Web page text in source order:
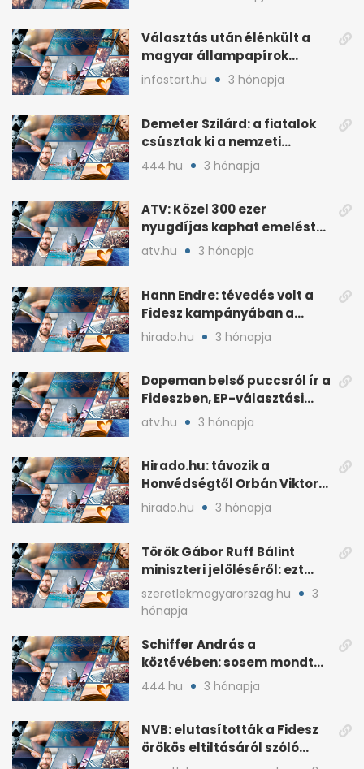
Választás után élénkült a
magyar állampapírok
lakossági értékesítése
infostart.hu 3 hónapja
Demeter Szilárd: a fiatalok
csúsztak ki a nemzeti
kultúrából
444.hu 3 hónapja
ATV: Közel 300 ezer
nyugdíjas kaphat emelést
idén a Tisza terve szerint
atv.hu 3 hónapja
Hann Endre: tévedés volt a
Fidesz kampányában a
háborús veszély
hirado.hu 3 hónapja
Dopeman belső puccsról ír a
Fideszben, EP-választási
árral
atv.hu 3 hónapja
Hirado.hu: távozik a
Honvédségtől Orbán Viktor
fia, Orbán Gáspár
hirado.hu 3 hónapja
Török Gábor Ruff Bálint
miniszteri jelöléséről: ezt
írta a posztjában
szeretlekmagyarorszag.hu
3
hónapja
Schiffer András a
köztévében: sosem mondta,
ki fog nyerni
444.hu 3 hónapja
NVB: elutasították a Fidesz
örökös eltiltásáról szóló
népszavazást